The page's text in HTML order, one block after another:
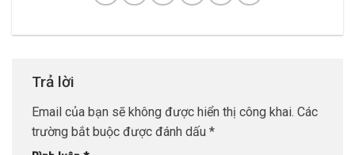
Trả lời
Email của bạn sẽ không được hiển thị công khai. Các
trường bắt buộc được đánh dấu *